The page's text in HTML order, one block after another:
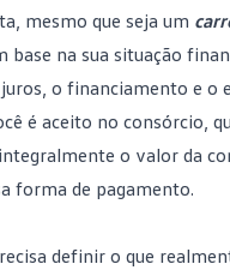
mesmo que seja um
base na sua situação
o financiamento e o
é aceito no consórcio,
o valor da
forma de pagamento.
definir o que